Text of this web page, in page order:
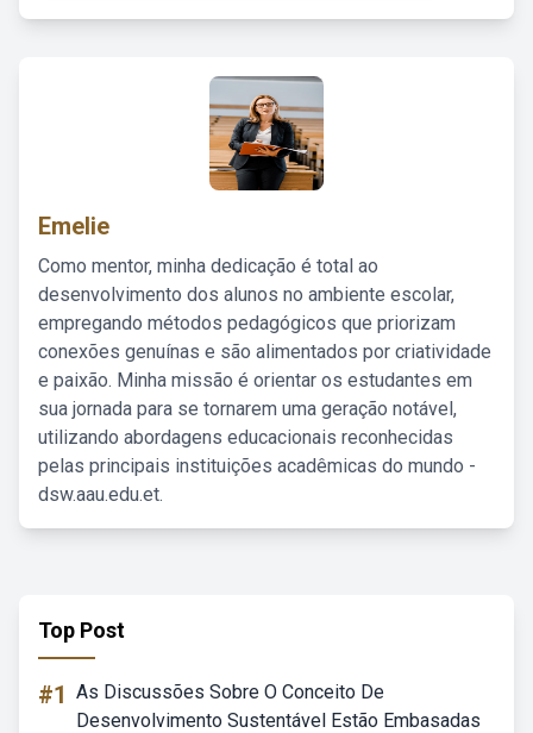
Emelie
Como mentor, minha dedicação é total ao
desenvolvimento dos alunos no ambiente escolar,
empregando métodos pedagógicos que priorizam
conexões genuínas e são alimentados por criatividade
e paixão. Minha missão é orientar os estudantes em
sua jornada para se tornarem uma geração notável,
utilizando abordagens educacionais reconhecidas
pelas principais instituições acadêmicas do mundo -
dsw.aau.edu.et.
Top Post
#1 As Discussões Sobre O Conceito De
Desenvolvimento Sustentável Estão Embasadas